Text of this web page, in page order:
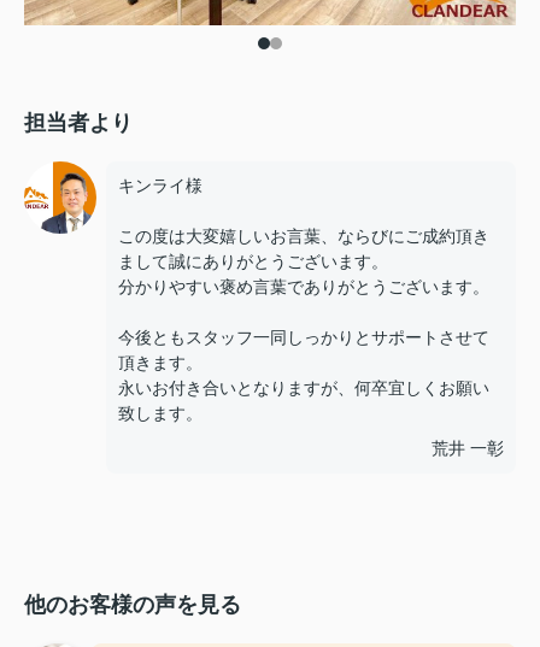
担当者より
キンライ様
この度は大変嬉しいお言葉、ならびにご成約頂き
まして誠にありがとうございます。
分かりやすい褒め言葉でありがとうございます。
今後ともスタッフ一同しっかりとサポートさせて
頂きます。
永いお付き合いとなりますが、何卒宜しくお願い
致します。
荒井 一彰
他のお客様の声を見る